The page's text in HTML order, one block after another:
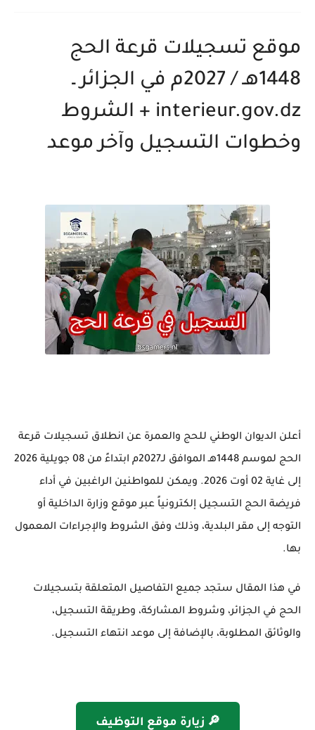
موقع تسجيلات قرعة الحج
1448هـ / 2027م في الجزائر ـ
interieur.gov.dz + الشروط
وخطوات التسجيل وآخر موعد
أعلن الديوان الوطني للحج والعمرة عن انطلاق تسجيلات قرعة
الحج لموسم 1448هـ الموافق لـ2027م
ابتداءً من 08 جويلية 2026
إلى غاية 02 أوت 2026
. ويمكن للمواطنين الراغبين في أداء
فريضة الحج التسجيل إلكترونياً عبر موقع وزارة الداخلية أو
التوجه إلى مقر البلدية، وذلك وفق الشروط والإجراءات المعمول
بها.
في هذا المقال ستجد جميع التفاصيل المتعلقة بتسجيلات
الحج في الجزائر، وشروط المشاركة، وطريقة التسجيل،
والوثائق المطلوبة، بالإضافة إلى موعد انتهاء التسجيل.
🔎 زيارة موقع التوظيف